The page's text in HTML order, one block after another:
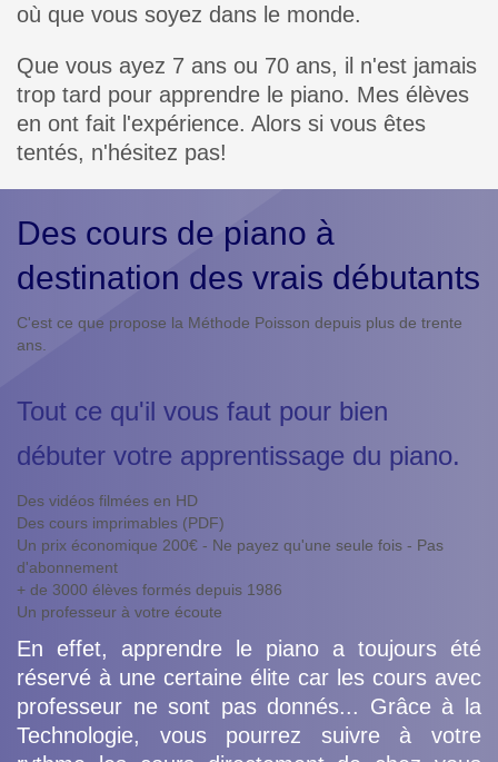
où que vous soyez dans le monde.
Que vous ayez 7 ans ou 70 ans, il n'est jamais
trop tard pour apprendre le piano. Mes élèves
en ont fait l'expérience. Alors si vous êtes
tentés, n'hésitez pas!
Des cours de piano à
destination des vrais débutants
C'est ce que propose la Méthode Poisson depuis plus de trente
ans.
Tout ce qu'il vous faut pour bien
débuter votre apprentissage du piano.
Des vidéos filmées en HD
Des cours imprimables (PDF)
Un prix économique 200€ - Ne payez qu'une seule fois - Pas
d'abonnement
+ de 3000 élèves formés depuis 1986
Un professeur à votre écoute
En effet, apprendre le piano a toujours été
réservé à une certaine élite car les cours avec
professeur ne sont pas donnés... Grâce à la
Technologie, vous pourrez suivre à votre